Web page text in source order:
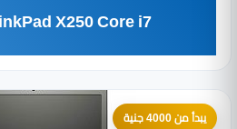
X250 Core i7
يبدأ من 4000 جنية